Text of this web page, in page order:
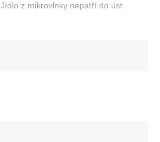
Jídlo z mikrovlnky nepatří do úst